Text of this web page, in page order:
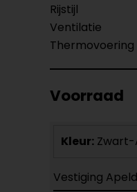
Rijstijl
Ventilatie
Thermovoering
Voorraad
Kleur:
Vestiging